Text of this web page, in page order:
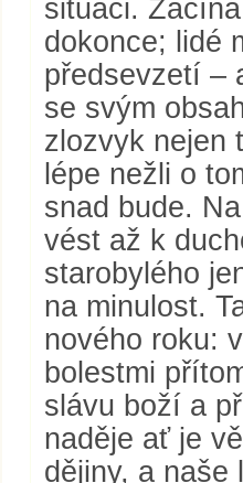
situaci.
dokonce; lidé
předsevzetí –
se svým
zlozvyk nejen
lépe nežli o
snad bude.
vést až k
starobylého
na minulost.
nového roku:
bolestmi
slávu boží a
naděje ať je
dějiny, a naše